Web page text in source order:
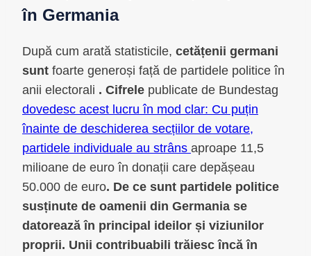
în Germania
După cum arată statisticile, cetățenii germani
sunt foarte generoși față de partidele politice în
anii electorali . Cifrele publicate de Bundestag
dovedesc acest lucru în mod clar: Cu puțin
înainte de deschiderea secțiilor de votare,
partidele individuale au strâns aproape 11,5
milioane de euro în donații care depășeau
50.000 de euro. De ce sunt partidele politice
susținute de oamenii din Germania se
datorează în principal ideilor și viziunilor
proprii. Unii contribuabili trăiesc încă în